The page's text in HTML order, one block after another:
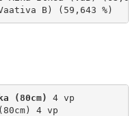
B) (59,643 %)
(80cm) 4 vp
4 vp